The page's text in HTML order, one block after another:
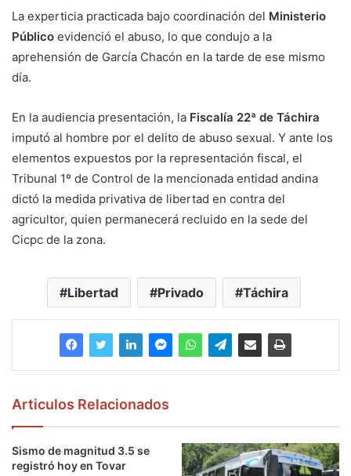
La experticia practicada bajo coordinación del Ministerio
Público evidenció el abuso, lo que condujo a la
aprehensión de García Chacón en la tarde de ese mismo
día.
En la audiencia presentación, la Fiscalía 22ª de Táchira
imputó al hombre por el delito de abuso sexual. Y ante los
elementos expuestos por la representación fiscal, el
Tribunal 1º de Control de la mencionada entidad andina
dictó la medida privativa de libertad en contra del
agricultor, quien permanecerá recluido en la sede del
Cicpc de la zona.
Libertad Privado Táchira
Articulos Relacionados
Sismo de magnitud 3.5 se
registró hoy en Tovar